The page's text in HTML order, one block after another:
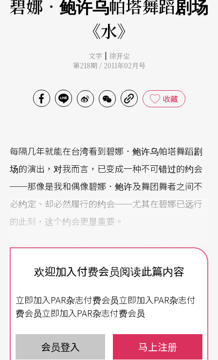
碧娜．鲍许乌帕塔舞蹈剧场
《水》
文字 | 徐开尘
第218期 / 2011年02月号
收藏
每隔几年就能在台湾看到碧娜．鲍许乌帕塔舞蹈剧
场的演出，对我而言，已变成一种不可错过的约会
──那像是我和偶像碧娜．鲍许及舞团舞者之间不
必约定、却必然履行的约会──尤其在碧娜已远行
的此刻，这个约会更显重要。
碧 娜．鲍许的作品，有一种独特的风格，她总能将
欢乐与悲伤、简单与深邃不著痕迹的融合为一，让
其中的变化和趣 味，而被那些细微处具现的巧思所
吸引，又好奇「她的脑子里到底在想些什么，才能
创造出如此精采的作品」，但最终你只能「叹
欢迎加入付费会员阅读此篇内容
立即加入PAR杂志付费会员立即加入PAR杂志付
费会员立即加入PAR杂志付费会员
会员登入 马上注册